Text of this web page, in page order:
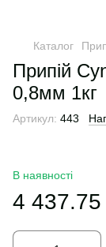
Каталог
Припій
0,8мм 1кг
Артикул: 443
В наявності
4 437.75